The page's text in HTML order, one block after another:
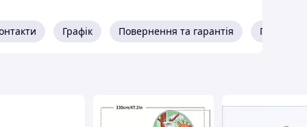
Графік Повернення та гарантія Про